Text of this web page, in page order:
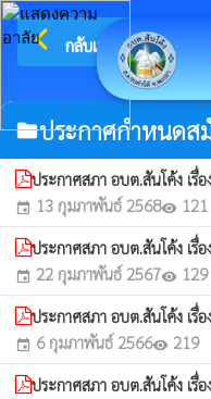
arrow_back_ios กลับเมนูหลัก
folderประกาศกำหนดส
ประกาศสภา อบต.สันโค้ง เ
event 13 กุมภาพันธ์ 2568visibility 121
ประกาศสภา อบต.สันโค้ง เ
event 22 กุมภาพันธ์ 2567visibility 129
ประกาศสภา อบต.สันโค้ง เ
event 6 กุมภาพันธ์ 2566visibility 219
ประกาศสภา อบต.สันโค้ง เ